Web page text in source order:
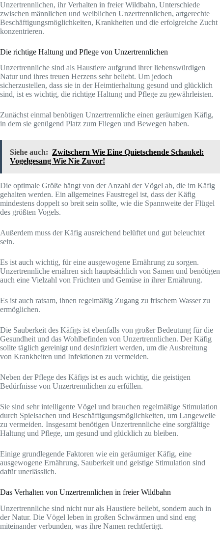
Unzertrennlichen, ihr Verhalten in freier Wildbahn, Unterschiede
zwischen männlichen und weiblichen Unzertrennlichen, artgerechte
Beschäftigungsmöglichkeiten, Krankheiten und die erfolgreiche Zucht
konzentrieren.
Die richtige Haltung und Pflege von Unzertrennlichen
Unzertrennliche sind als Haustiere aufgrund ihrer liebenswürdigen
Natur und ihres treuen Herzens sehr beliebt. Um jedoch
sicherzustellen, dass sie in der Heimtierhaltung gesund und glücklich
sind, ist es wichtig, die richtige Haltung und Pflege zu gewährleisten.
Zunächst einmal benötigen Unzertrennliche einen geräumigen Käfig,
in dem sie genügend Platz zum Fliegen und Bewegen haben.
Siehe auch: Zwitschern Wie Eine Quietschende Schaukel:
Vogelgesang Wie Nie Zuvor!
Die optimale Größe hängt von der Anzahl der Vögel ab, die im Käfig
gehalten werden. Ein allgemeines Faustregel ist, dass der Käfig
mindestens doppelt so breit sein sollte, wie die Spannweite der Flügel
des größten Vogels.
Außerdem muss der Käfig ausreichend belüftet und gut beleuchtet
sein.
Es ist auch wichtig, für eine ausgewogene Ernährung zu sorgen.
Unzertrennliche ernähren sich hauptsächlich von Samen und benötigen
auch eine Vielzahl von Früchten und Gemüse in ihrer Ernährung.
Es ist auch ratsam, ihnen regelmäßig Zugang zu frischem Wasser zu
ermöglichen.
Die Sauberkeit des Käfigs ist ebenfalls von großer Bedeutung für die
Gesundheit und das Wohlbefinden von Unzertrennlichen. Der Käfig
sollte täglich gereinigt und desinfiziert werden, um die Ausbreitung
von Krankheiten und Infektionen zu vermeiden.
Neben der Pflege des Käfigs ist es auch wichtig, die geistigen
Bedürfnisse von Unzertrennlichen zu erfüllen.
Sie sind sehr intelligente Vögel und brauchen regelmäßige Stimulation
durch Spielsachen und Beschäftigungsmöglichkeiten, um Langeweile
zu vermeiden. Insgesamt benötigen Unzertrennliche eine sorgfältige
Haltung und Pflege, um gesund und glücklich zu bleiben.
Einige grundlegende Faktoren wie ein geräumiger Käfig, eine
ausgewogene Ernährung, Sauberkeit und geistige Stimulation sind
dafür unerlässlich.
Das Verhalten von Unzertrennlichen in freier Wildbahn
Unzertrennliche sind nicht nur als Haustiere beliebt, sondern auch in
der Natur. Die Vögel leben in großen Schwärmen und sind eng
miteinander verbunden, was ihre Namen rechtfertigt.